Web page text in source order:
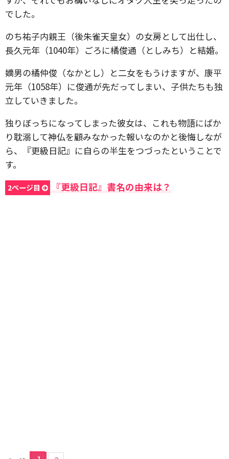
でした。
のち祐子内親王（後朱雀天皇女）の女房として出仕し、
長久元年（1040年）ごろに橘俊通（としみち）と結婚。
嫡男の橘仲俊（なかとし）と二女をもうけますが、康平
元年（1058年）に俊通が先だってしまい、子供たちも独
立していきました。
独りぼっちになってしまった彼女は、これも物語にばか
り耽溺して神仏を顧みなかった報いなのかと後悔しなが
ら、『更級日記』に自らの半生をつづったということで
す。
2ページ目 『更級日記』書名の由来は？